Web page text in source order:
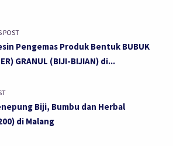
POST
Pengemas Produk Bentuk BUBUK
GRANUL (BIJI-BIJIAN) di...
Biji, Bumbu dan Herbal
di Malang